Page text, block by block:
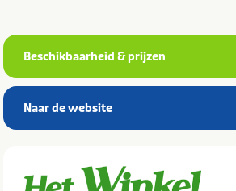
Beschikbaarheid & prijzen
Naar de website